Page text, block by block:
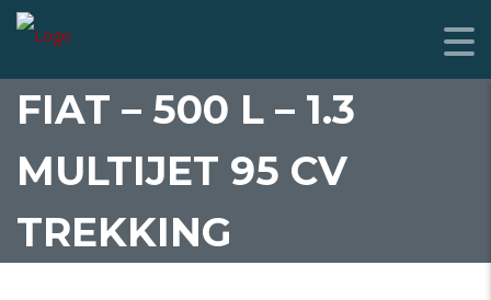
FIAT – 500 L – 1.3
MULTIJET 95 CV
TREKKING